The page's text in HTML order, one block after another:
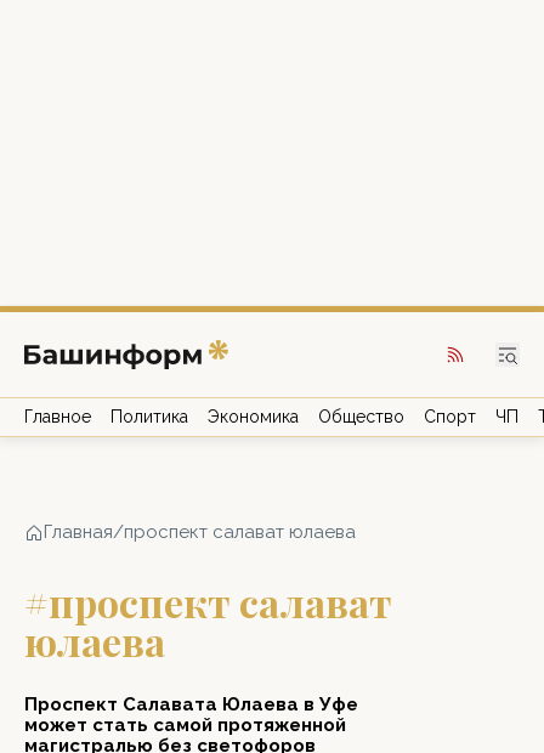
Главное Политика Экономика Общество Спорт ЧП
Главная/проспект салават юлаева
#проспект салават
юлаева
Проспект Салавата Юлаева в Уфе
может стать самой протяженной
магистралью без светофоров